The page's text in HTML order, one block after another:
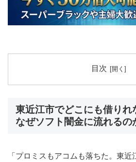
目次
東近江市でどこにも借りれ
なぜソフト闇金に流れるの
「プロミスもアコムも落ちた。東